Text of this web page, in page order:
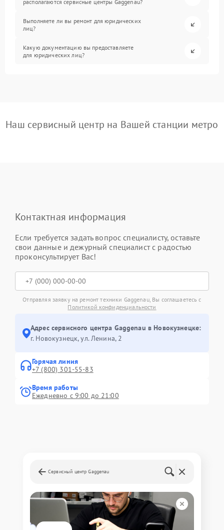
располагаются сервисные центры Gaggenau?
Выполняете ли вы ремонт для юридических
лиц?
Какую документацию вы предоставляете
для юридических лиц?
Наш сервисный центр на Вашей станции метро
Контактная информация
Если требуется задать вопрос специалисту, оставьте
свои данные и дежурный специалист с радостью
проконсультирует Вас!
Отправляя заявку на ремонт техники Gaggenau, Вы соглашаетесь с
Политикой конфиденциальности
Адрес сервисного центра Gaggenau в Новокузнецке:
г. Новокузнецк, ул. Ленина, 2
Горячая линия
+7 (800) 301-55-83
Время работы
Ежедневно с 9:00 до 21:00
Сервисный центр Gaggenau